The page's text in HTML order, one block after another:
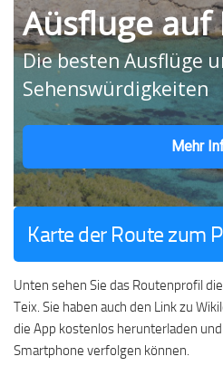
Aüsfluge auf
Die besten Ausflüge
Sehenswürdigkeiten
Mehr
Karte der Route zum
Unten sehen Sie das Routenprofil
Teix. Sie haben auch den Link zu
die App kostenlos herunterladen
Smartphone verfolgen können.